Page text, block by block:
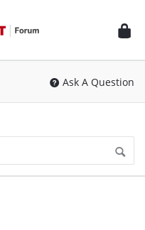
Ask A Question